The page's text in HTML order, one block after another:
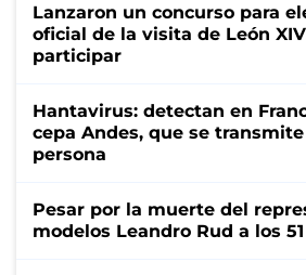
Lanzaron un concurso para
oficial de la visita de León
participar
Hantavirus: detectan en
cepa Andes, que se
persona
Pesar por la muerte del
modelos Leandro Rud a los